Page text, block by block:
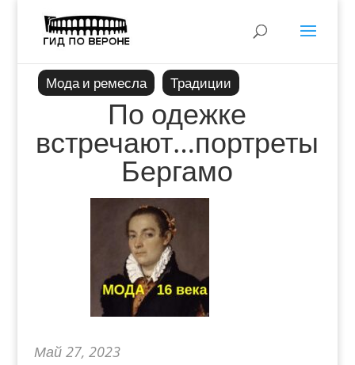
Мода и ремесла Традиции
По одежке
встречают…портреты
Бергамо
Май 27, 2023